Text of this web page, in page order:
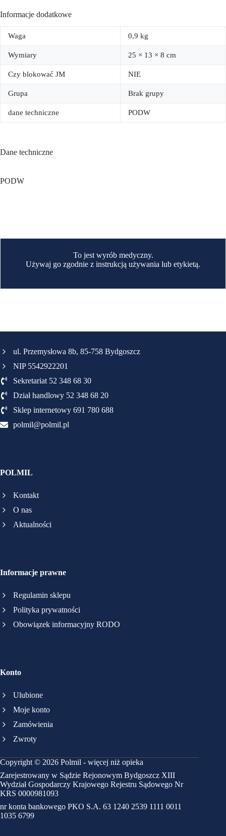
Informacje dodatkowe
Waga 0,9 kg
Wymiary 25 × 13 × 8 cm
Czy blokować JM NIE
Grupa Brak grupy
dane techniczne PODW
Dane techniczne
PODW
To jest wyrób medyczny.
Używaj go zgodnie z instrukcją używania lub etykietą.
ul. Przemysłowa 8b, 85-758 Bydgoszcz
NIP 5542922201
Sekretariat 52 348 68 30
Dział handlowy 52 348 68 20
Sklep internetowy 691 780 688
polmil@polmil.pl
POLMIL
Kontakt
O nas
Aktualności
Informacje prawne
Regulamin sklepu
Polityka prywatności
Obowiązek informacyjny RODO
Konto
Ulubione
Moje konto
Zamówienia
Zwroty
Copyright © 2026 Polmil - więcej niż opieka
Zarejestrowany w Sądzie Rejonowym Bydgoszcz XIII
Wydział Gospodarczy Krajowego Rejestru Sądowego Nr
KRS 0000981093
nr konta bankowego PKO S.A. 63 1240 2539 1111 0011
1035 6799